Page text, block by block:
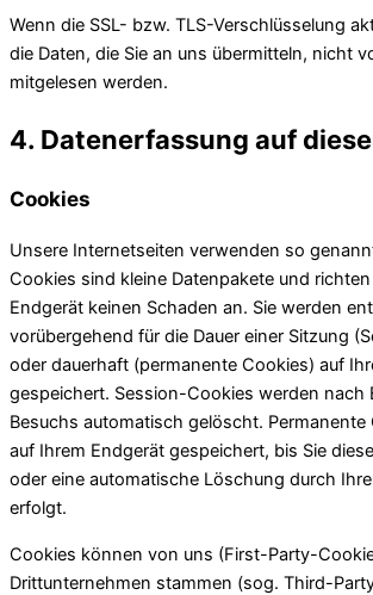
Wenn die SSL- bzw. TLS-Verschlüsselung
die Daten, die Sie an uns übermitteln, nicht
mitgelesen werden.
4. Datenerfassung auf
Cookies
Unsere Internetseiten verwenden so
Cookies sind kleine Datenpakete und
Endgerät keinen Schaden an. Sie werden
vorübergehend für die Dauer einer Sitzung
oder dauerhaft (permanente Cookies) auf
gespeichert. Session-Cookies werden nach
Besuchs automatisch gelöscht. Permanente
auf Ihrem Endgerät gespeichert, bis Sie
oder eine automatische Löschung durch
erfolgt.
Cookies können von uns (First-Party-
Drittunternehmen stammen (sog. Third-